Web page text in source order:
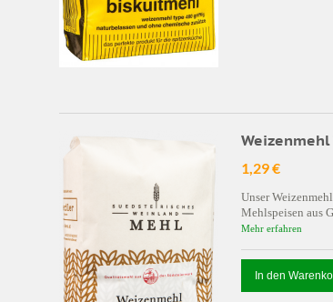
Weizenmehl
1,29 €
Unser
Mehlspeisen aus
Mehr erfahren
In den